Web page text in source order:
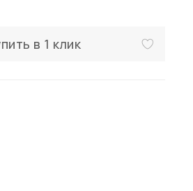
в 1 клик